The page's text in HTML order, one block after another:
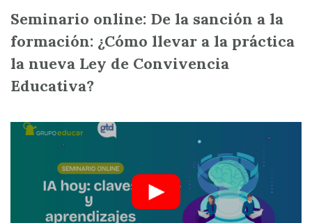
Seminario online: De la sanción a la
formación: ¿Cómo llevar a la práctica
la nueva Ley de Convivencia
Educativa?